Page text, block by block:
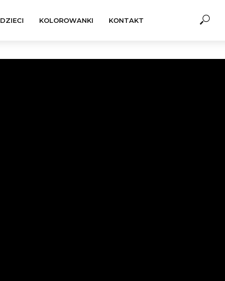
KOLOROWANKI KONTAKT